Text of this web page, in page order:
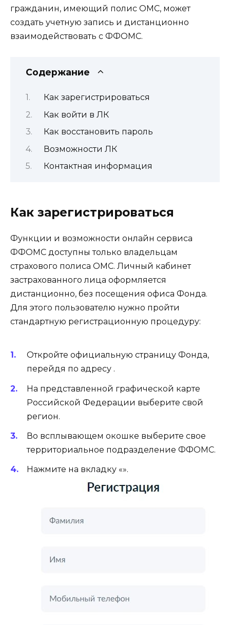
гражданин, имеющий полис ОМС, может
создать учетную запись и дистанционно
взаимодействовать с ФФОМС.
Содержание
Как зарегистрироваться
Как войти в ЛК
Как восстановить пароль
Возможности ЛК
Контактная информация
Как зарегистрироваться
Функции и возможности онлайн сервиса
ФФОМС доступны только владельцам
страхового полиса ОМС. Личный кабинет
застрахованного лица оформляется
дистанционно, без посещения офиса Фонда.
Для этого пользователю нужно пройти
стандартную регистрационную процедуру:
Откройте официальную страницу Фонда,
перейдя по адресу .
На представленной графической карте
Российской Федерации выберите свой
регион.
Во всплывающем окошке выберите свое
территориальное подразделение ФФОМС.
Нажмите на вкладку «».